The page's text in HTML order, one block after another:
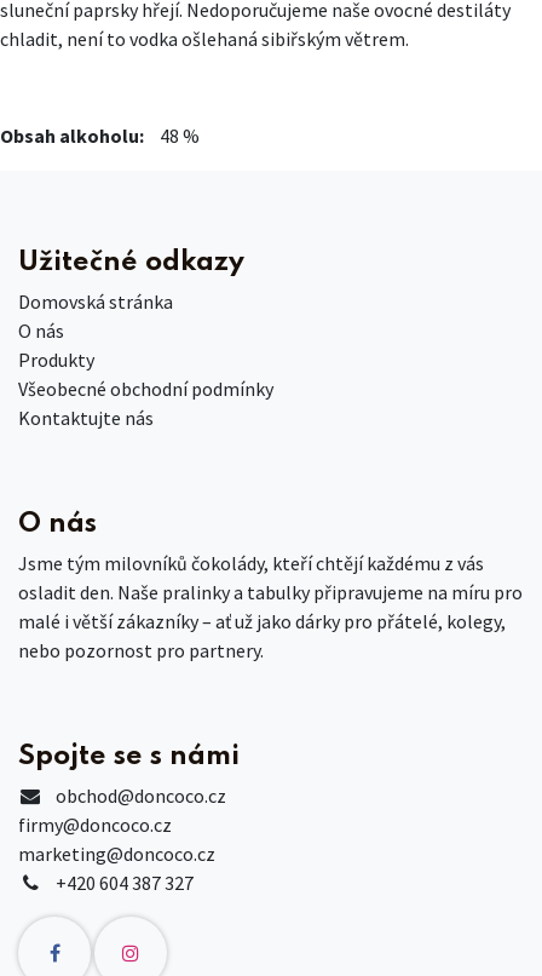
sluneční paprsky hřejí. Nedoporučujeme naše ovocné destiláty
chladit, není to vodka ošlehaná sibiřským větrem.
Obsah alkoholu: 48 %
Užitečné odkazy
Domovská stránka
O nás
Produkty
Všeobecné obchodní podmínky
Kontaktujte nás
O nás
Jsme tým milovníků čokolády, kteří chtějí každému z vás
osladit den. Naše pralinky a tabulky připravujeme na míru pro
malé i větší zákazníky – ať už jako dárky pro přátelé, kolegy,
nebo pozornost pro partnery.
Spojte se s námi
obchod@doncoco.cz
firmy@doncoco.cz
marketing@doncoco.cz
+420 604 387 327